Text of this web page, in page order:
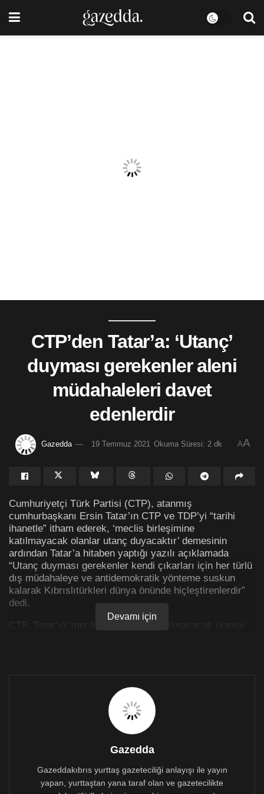
CTP’den Tatar’a: ‘Utanç’
duyması gerekenler aleni
müdahaleleri davet
edenlerdir
Gazedda 19 Temmuz 2021 Okuma Süresi: 2 dk AA
Cumhuriyetçi Türk Partisi (CTP), atanmış
cumhurbaşkanı Ersin Tatar’ın CTP ve TDP’yi “tarihi
ihanetle” itham ederek, ‘meclis birleşimine
katılmayacak olanlar utanç duyacaktır’ demesinin
ardından Tatar’a hitaben yaptığı yazılı açıklamada
“Utanç duyması gerekenler kendi çıkarları için her türlü
dış müdahaleye ve antidemokratik yönteme suskun
kalarak Kıbrıslıtürkleri dünya önünde hiçleştirenlerdir”
dedi.
CTP, Tatar’ın ‘meclis birleşimine katılmayacak olanlar
kalmış, köhnemiş bir söylemle toplumun önemli bir
kesimine hakaretamiz ve gerçek dışı iddialarla
saldırdığına dikkat çekilen açıklamada,
‘Cumhurbaşkanlığı makamının bu kadar tarafgir ve
ötekileştirici bir terminoloji kullanmasının’ seviye
meselesi olduğu kaydedildi.
Tatar’ın altı-üstü birbirini tutmayan, birbiriyle alakası
olmayan, kimi fanatik kesimlerin çok geçmişte
Devamı için
Gazedda
Gazeddakıbrıs yurttaş gazeteciliği anlayışı ile yayın
yapan, yurttaştan yana taraf olan ve gazetecilikte